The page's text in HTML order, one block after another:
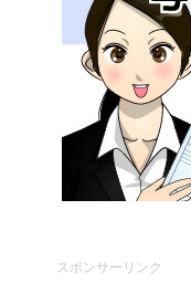
スポンサーリンク